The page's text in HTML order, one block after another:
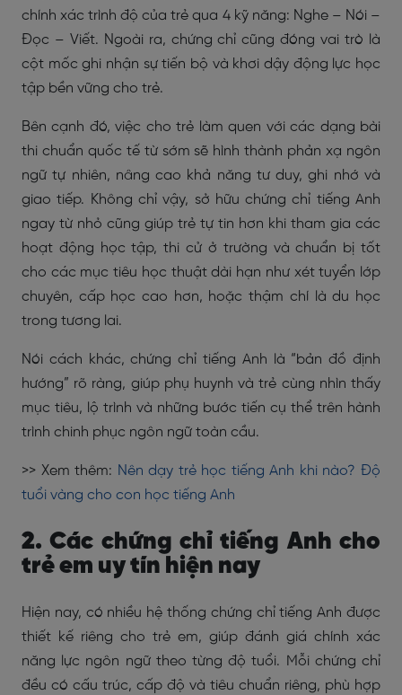
chính xác trình độ của trẻ qua 4 kỹ năng: Nghe – Nói –
Đọc – Viết. Ngoài ra, chứng chỉ cũng đóng vai trò là
cột mốc ghi nhận sự tiến bộ và khơi dậy động lực học
tập bền vững cho trẻ.
Bên cạnh đó, việc cho trẻ làm quen với các dạng bài
thi chuẩn quốc tế từ sớm sẽ hình thành phản xạ ngôn
ngữ tự nhiên, nâng cao khả năng tư duy, ghi nhớ và
giao tiếp. Không chỉ vậy, sở hữu chứng chỉ tiếng Anh
ngay từ nhỏ cũng giúp trẻ tự tin hơn khi tham gia các
hoạt động học tập, thi cử ở trường và chuẩn bị tốt
cho các mục tiêu học thuật dài hạn như xét tuyển lớp
chuyên, cấp học cao hơn, hoặc thậm chí là du học
trong tương lai.
Nói cách khác, chứng chỉ tiếng Anh là “bản đồ định
hướng” rõ ràng, giúp phụ huynh và trẻ cùng nhìn thấy
mục tiêu, lộ trình và những bước tiến cụ thể trên hành
trình chinh phục ngôn ngữ toàn cầu.
>> Xem thêm: Nên dạy trẻ học tiếng Anh khi nào? Độ
tuổi vàng cho con học tiếng Anh
2. Các chứng chỉ tiếng Anh cho
trẻ em uy tín hiện nay
Hiện nay, có nhiều hệ thống chứng chỉ tiếng Anh được
thiết kế riêng cho trẻ em, giúp đánh giá chính xác
năng lực ngôn ngữ theo từng độ tuổi. Mỗi chứng chỉ
đều có cấu trúc, cấp độ và tiêu chuẩn riêng, phù hợp